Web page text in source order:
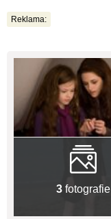
Reklama:
3 fotografie